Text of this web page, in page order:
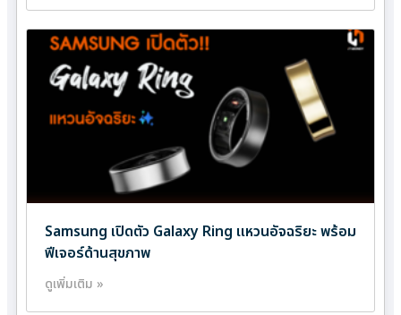
Samsung เปิดตัว Galaxy Ring แหวนอัจฉริยะ พร้อม
ฟีเจอร์ด้านสุขภาพ
ดูเพิ่มเติม »